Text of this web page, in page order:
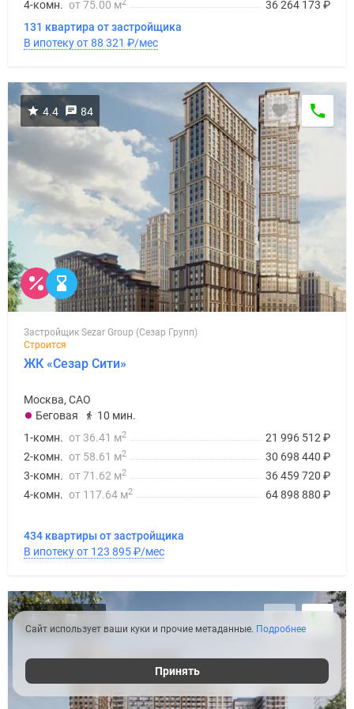
36 264 173 ₽
4-комн. от 75.00 м
131 квартира от застройщика
В ипотеку от 88 321 ₽/мес
4.4 84
Застройщик Sezar Group (Сезар Групп)
Строится
ЖК «Сезар Сити»
Москва, САО
Беговая
10 мин.
21 996 512 ₽
1-комн. от 36.41 м2
30 698 440 ₽
2-комн. от 58.61 м2
36 459 720 ₽
3-комн. от 71.62 м2
64 898 880 ₽
4-комн. от 117.64 м2
434 квартиры от застройщика
В ипотеку от 123 895₽/мес
Сайт использует ваши куки и прочие метаданные. Подробнее
Принять